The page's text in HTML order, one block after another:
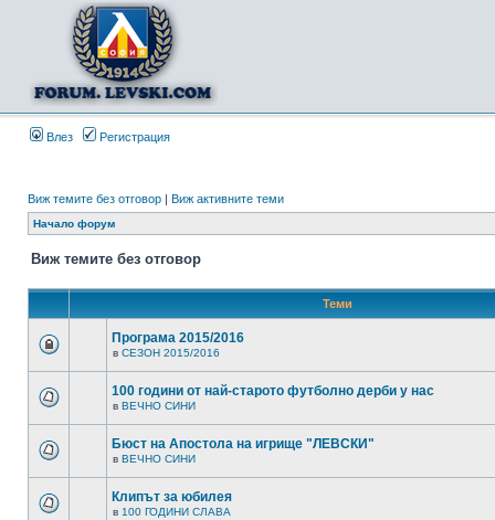
Влез Регистрация
Виж темите без отговор | Виж активните теми
Начало форум
Виж темите без отговор
Теми
Програма 2015/2016
в СЕЗОН 2015/2016
100 години от най-старото футболно дерби у нас
в ВЕЧНО СИНИ
Бюст на Апостола на игрище "ЛЕВСКИ"
в ВЕЧНО СИНИ
Клипът за юбилея
в 100 ГОДИНИ СЛАВА